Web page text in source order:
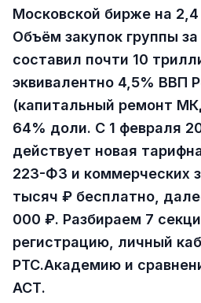
Московской бирже на
Объём закупок группы
составил почти 10
эквивалентно 4,5% ВВП
(капитальный ремонт
64% доли. С 1 февраля
действует новая
223-ФЗ и коммерческих
тысяч ₽ бесплатно,
000 ₽. Разбираем 7
регистрацию, личный
РТС.Академию и
АСТ.